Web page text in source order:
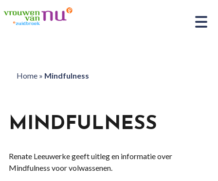
Home» Mindfulness
MINDFULNESS
Renate Leeuwerke geeft uitleg en informatie over
Mindfulness voor volwassenen.